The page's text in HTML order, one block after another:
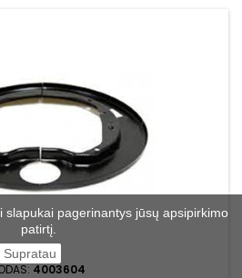
4003604
slapukai pagerinantys jūsų apsipirkimo
patirtį.
Supratau